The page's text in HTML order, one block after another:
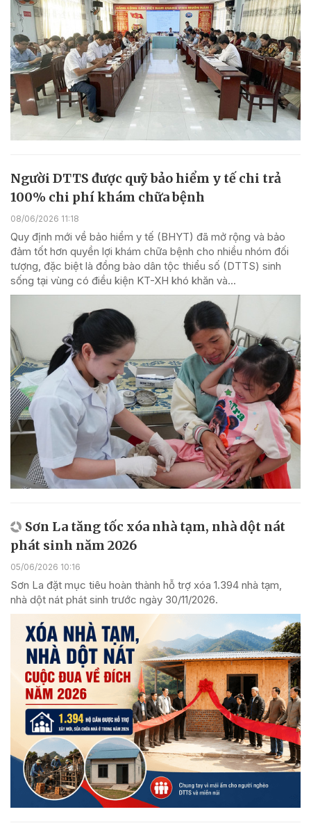
Người DTTS được quỹ bảo hiểm y tế chi trả
100% chi phí khám chữa bệnh
08/06/2026 11:18
Quy định mới về bảo hiểm y tế (BHYT) đã mở rộng và bảo
đảm tốt hơn quyền lợi khám chữa bệnh cho nhiều nhóm đối
tượng, đặc biệt là đồng bào dân tộc thiểu số (DTTS) sinh
sống tại vùng có điều kiện KT-XH khó khăn và...
Sơn La tăng tốc xóa nhà tạm, nhà dột nát
phát sinh năm 2026
05/06/2026 10:16
Sơn La đặt mục tiêu hoàn thành hỗ trợ xóa 1.394 nhà tạm,
nhà dột nát phát sinh trước ngày 30/11/2026.